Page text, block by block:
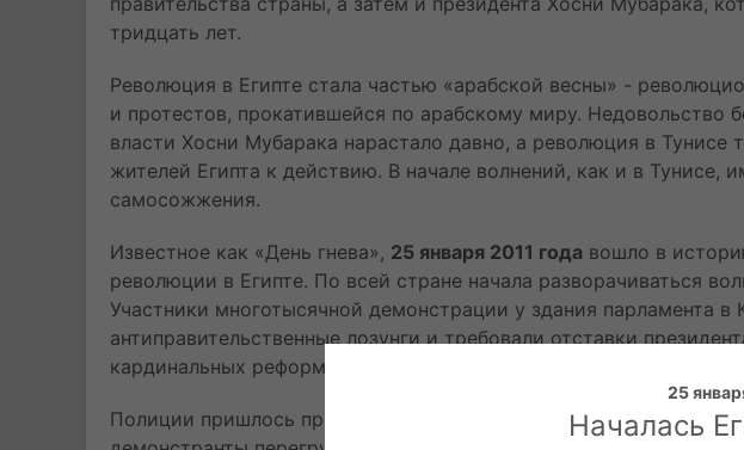
тридцать лет.
Революция в Египте стала частью «арабской весны» -
и протестов, прокатившейся по арабскому миру. Недовольство
власти Хосни Мубарака нарастало давно, а революция в Тунисе
жителей Египта к действию. В начале волнений, как и в Тунисе,
самосожжения.
Известное как «День гнева», 25 января 2011 года вошло в
революции в Египте. По всей стране начала разворачиваться
Участники многотысячной демонстрации у здания парламента в
антиправительственные лозунги и требовали отставки
кардинальных реформ.
Полиции пришлось применить для разгона демонстрации
25
Началась